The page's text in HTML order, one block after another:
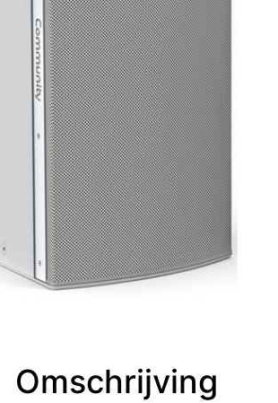
Omschrijving